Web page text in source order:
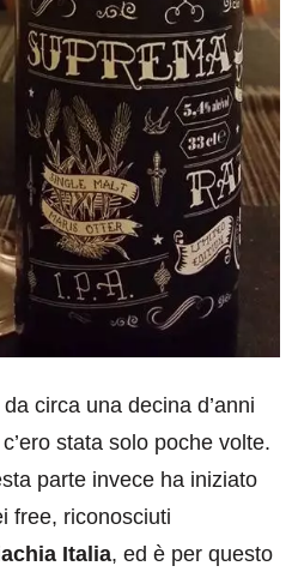
circa una decina d’anni
stata solo poche volte.
parte invece ha iniziato
free, riconosciuti
Italia, ed è per questo